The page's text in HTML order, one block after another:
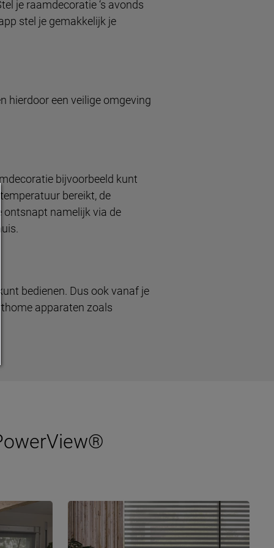
je raamdecoratie ‘s avonds
stel je gemakkelijk je
hierdoor een veilige omgeving
bijvoorbeeld kunt
bereikt, de
namelijk via de
bedienen. Dus ook vanaf je
apparaten zoals